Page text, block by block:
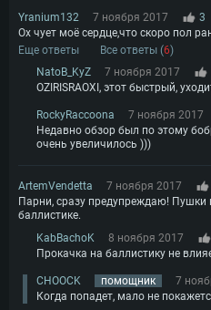
Yranium132 7 ноября 2017
3
Ох чует моё сердце,что скоро пол
Еще ответы
Все ответы (6)
NatoB_KyZ
7 ноября 2017
OZIRISRAOXI, этот быстрый,
RockyRaccoona 7 ноября 2017
Недавно обзор был по этому
очень увеличилось )))
ArtemVendetta 7 ноября 2017
Парни, сразу предупреждаю! Пушки
баллистике.
KabBachoK
8 ноября 2017
Прокачка на баллистику не
CHOOCK помощник 7
Когда попадет, мало не